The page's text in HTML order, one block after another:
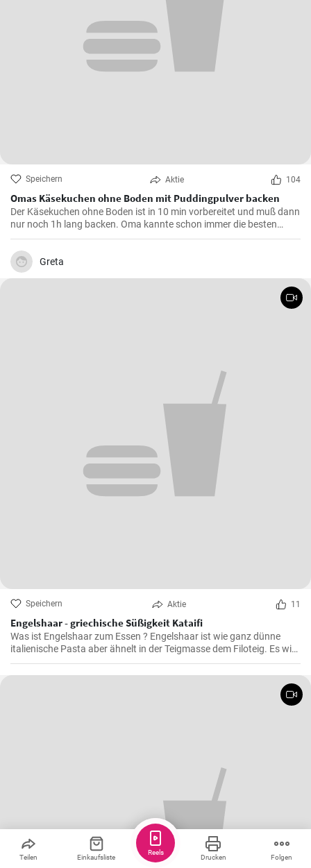
Speichern Aktie 104
Omas Käsekuchen ohne Boden mit Puddingpulver backen
Der Käsekuchen ohne Boden ist in 10 min vorbereitet und muß dann
nur noch 1h lang backen. Oma kannte schon immer die besten
Käsekuchen Rezepte für den Kaffeetisch und dieser wird mit Vanille
Puddingpulver stabilisiert.
Greta
Speichern Aktie 11
Engelshaar - griechische Süßigkeit Kataifi
Was ist Engelshaar zum Essen ? Engelshaar ist wie ganz dünne
italienische Pasta aber ähnelt in der Teigmasse dem Filoteig. Es wird
im balkanischen Raum für Süßspeisen mit Nüssen und Gewürzen
gefüllt benutzt. Schauen Sie selbst wie es geht !
Teilen Einkaufsliste Drucken Folgen
Reels